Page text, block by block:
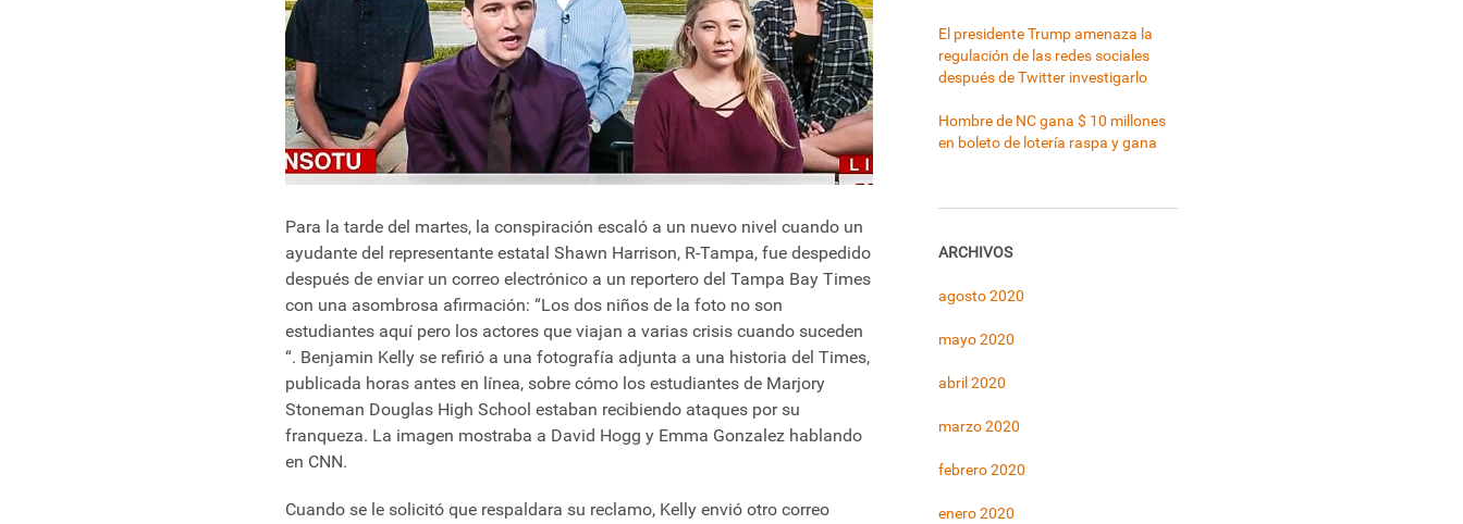
Para la tarde del martes, la conspiración escaló a un nuevo nivel cuando un
ayudante del representante estatal Shawn Harrison, R-Tampa, fue despedido
después de enviar un correo electrónico a un reportero del Tampa Bay Times
con una asombrosa afirmación: “Los dos niños de la foto no son
estudiantes aquí pero los actores que viajan a varias crisis cuando suceden
“. Benjamin Kelly se refirió a una fotografía adjunta a una historia del Times,
publicada horas antes en línea, sobre cómo los estudiantes de Marjory
Stoneman Douglas High School estaban recibiendo ataques por su
franqueza. La imagen mostraba a David Hogg y Emma Gonzalez hablando
en CNN.
Cuando se le solicitó que respaldara su reclamo, Kelly envió otro correo
El presidente Trump amenaza la
regulación de las redes sociales
después de Twitter investigarlo
Hombre de NC gana $ 10 millones
en boleto de lotería raspa y gana
ARCHIVOS
agosto 2020
mayo 2020
abril 2020
marzo 2020
febrero 2020
enero 2020